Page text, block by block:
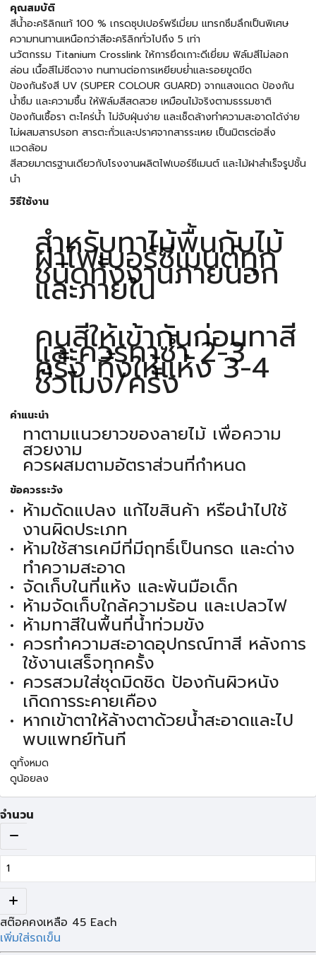
คุณสมบัติ
สีน้ำอะคริลิกแท้ 100 % เกรดซุปเปอร์พรีเมี่ยม แทรกซึมลึกเป็นพิเศษ
ความทนทานเหนือกว่าสีอะคริลิกทั่วไปถึง 5 เท่า
นวัตกรรม Titanium Crosslink ให้การยึดเกาะดีเยี่ยม ฟิล์มสีไม่ลอก
ล่อน เนื้อสีไม่ซีดจาง ทนทานต่อการเหยียบย่ำและรอยขูดขีด
ป้องกันรังสี UV (SUPER COLOUR GUARD) จากแสงแดด ป้องกัน
น้ำซึม และความชื้น ให้ฟิล์มสีสดสวย เหมือนไม้จริงตามธรรมชาติ
ป้องกันเชื้อรา ตะไคร่น้ำ ไม่จับฝุ่นง่าย และเช็ดล้างทำความสะอาดได้ง่าย
ไม่ผสมสารปรอท สารตะกั่วและปราศจากสารระเหย เป็นมิตรต่อสิ่ง
แวดล้อม
สีสวยมาตรฐานเดียวกับโรงงานผลิตไฟเบอร์ซีเมนต์ และไม้ฝาสำเร็จรูปชั้น
นำ
วิธีใช้งาน
สำหรับทาไม้พื้นกับไม้
ฝาไฟเบอร์ซีเมนต์ทุก
ชนิดทั้งงานภายนอก
และภายใน
คนสีให้เข้ากันก่อนทาสี
และควรทาซ้ำ 2-3
ครั้ง ทิ้งให้แห้ง 3-4
ชั่วโมง/ครั้ง
คำแนะนำ
ทาตามแนวยาวของลายไม้ เพื่อความ
สวยงาม
ควรผสมตามอัตราส่วนที่กำหนด
ข้อควรระวัง
ห้ามดัดแปลง แก้ไขสินค้า หรือนำไปใช้
งานผิดประเภท
ห้ามใช้สารเคมีที่มีฤทธิ์เป็นกรด และด่าง
ทำความสะอาด
จัดเก็บในที่แห้ง และพ้นมือเด็ก
ห้ามจัดเก็บใกล้ความร้อน และเปลวไฟ
ห้ามทาสีในพื้นที่น้ำท่วมขัง
ควรทำความสะอาดอุปกรณ์ทาสี หลังการ
ใช้งานเสร็จทุกครั้ง
ควรสวมใส่ชุดมิดชิด ป้องกันผิวหนัง
เกิดการระคายเคือง
หากเข้าตาให้ล้างตาด้วยน้ำสะอาดและไป
พบแพทย์ทันที
ดูทั้งหมด
ดูน้อยลง
จำนวน
สต๊อคคงเหลือ 45 Each
เพิ่มใส่รถเข็น